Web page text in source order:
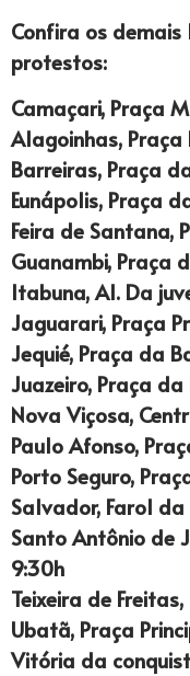
Confira os
protestos:
Camaçari, Praça
Alagoinhas,
Barreiras, Praça
Eunápolis, Praça
Feira de Santana,
Guanambi, Praça
Itabuna, Al. Da
Jaguarari, Praça
Jequié, Praça da
Juazeiro, Praça
Nova Viçosa,
Paulo Afonso,
Porto Seguro,
Salvador, Farol
Santo Antônio de
9:30h
Teixeira de
Ubatã, Praça
Vitória da